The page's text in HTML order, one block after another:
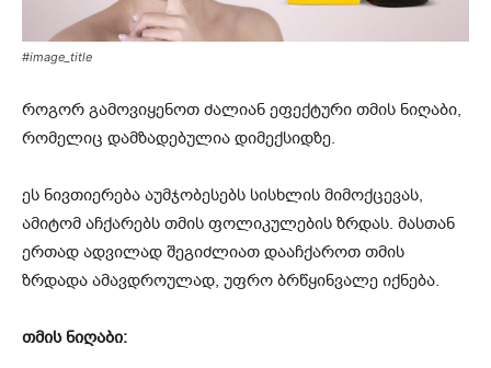
#image_title
როგორ გამოვიყენოთ ძალიან ეფექტური თმის ნიღაბი,
რომელიც დამზადებულია დიმექსიდზე.
ეს ნივთიერება აუმჯობესებს სისხლის მიმოქცევას,
ამიტომ აჩქარებს თმის ფოლიკულების ზრდას. მასთან
ერთად ადვილად შეგიძლიათ დააჩქაროთ თმის
ზრდადა ამავდროულად, უფრო ბრწყინვალე იქნება.
თმის ნიღაბი: